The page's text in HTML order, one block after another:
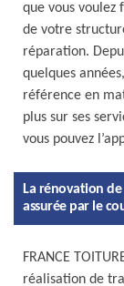
que vous voulez
de votre
réparation.
quelques
référence en
plus sur ses
vous pouvez
La rénovation
assurée par le
FRANCE
réalisation de